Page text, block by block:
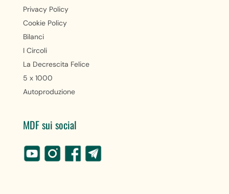
Privacy Policy
Cookie Policy
Bilanci
I Circoli
La Decrescita Felice
5 x 1000
Autoproduzione
MDF sui social